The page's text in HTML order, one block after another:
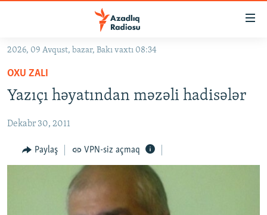
Əsas
qayıt
Əsas
naviqasiyaya
qayıt
KORRUPSIOMETR
#ƏSLINDƏ
FƏRQƏ BAX
QANUNI DOĞRU
2026, 09 Avqust, bazar, Bakı vaxtı 08:34
OXU ZALI
Yazıçı həyatından məzəli hadisələr
Dekabr 30, 2011
Paylaş VPN-siz açmaq